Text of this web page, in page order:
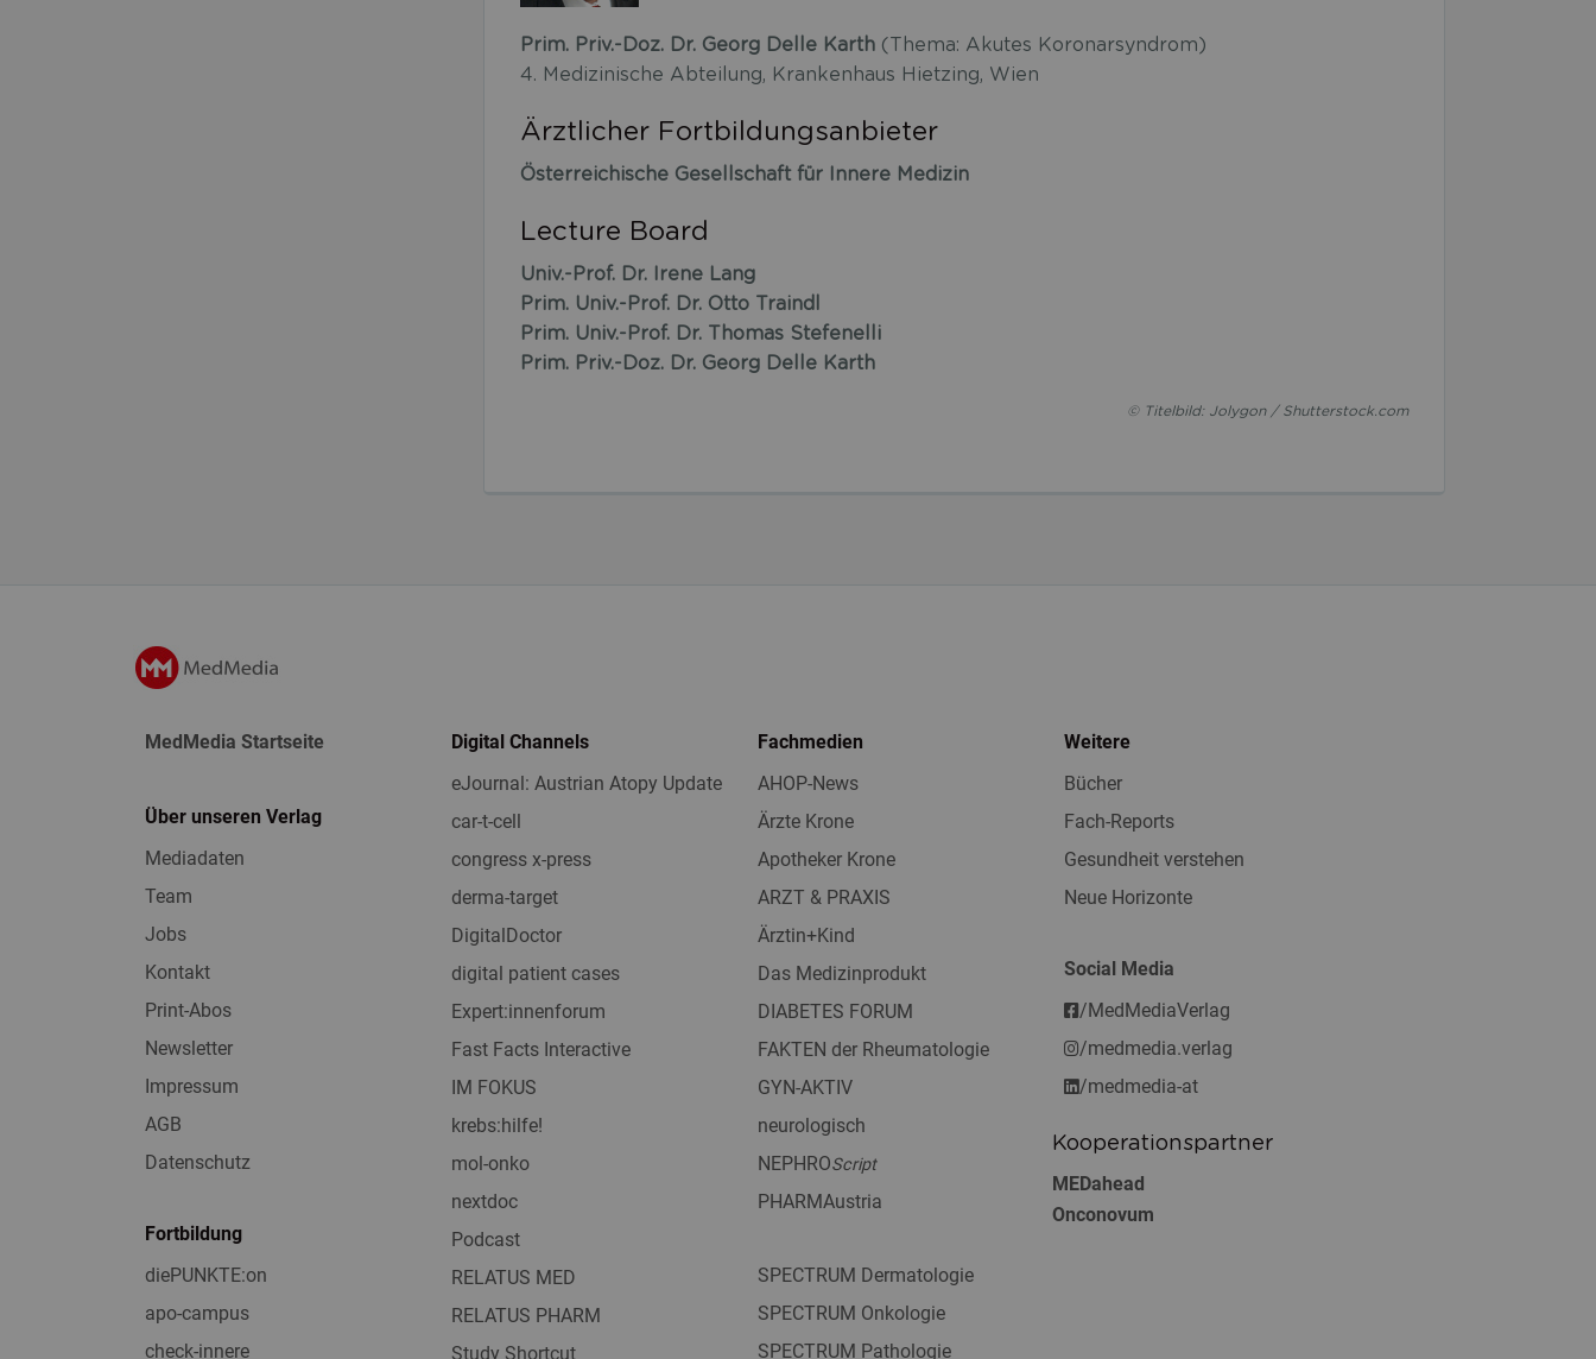
Prim. Priv.-Doz. Dr. Georg Delle Karth (Thema: Akutes Koronarsyndrom)
4. Medizinische Abteilung, Krankenhaus Hietzing, Wien
Ärztlicher Fortbildungsanbieter
Österreichische Gesellschaft für Innere Medizin
Lecture Board
Univ.-Prof. Dr. Irene Lang
Prim. Univ.-Prof. Dr. Otto Traindl
Prim. Univ.-Prof. Dr. Thomas Stefenelli
Prim. Priv.-Doz. Dr. Georg Delle Karth
© Titelbild: Jolygon / Shutterstock.com
MedMedia Startseite
Über unseren Verlag
Mediadaten
Team
Jobs
Kontakt
Print-Abos
Newsletter
Impressum
AGB
Datenschutz
Fortbildung
diePUNKTE:on
apo-campus
check-innere
Digital Channels
eJournal: Austrian Atopy Update
car-t-cell
congress x-press
derma-target
DigitalDoctor
digital patient cases
Expert:innenforum
Fast Facts Interactive
IM FOKUS
krebs:hilfe!
mol-onko
nextdoc
Podcast
RELATUS MED
RELATUS PHARM
Study Shortcut
Fachmedien
AHOP-News
Ärzte Krone
Apotheker Krone
ARZT & PRAXIS
Ärztin+Kind
Das Medizinprodukt
DIABETES FORUM
FAKTEN der Rheumatologie
GYN-AKTIV
neurologisch
NEPHROScript
PHARMAustria
SPECTRUM Dermatologie
SPECTRUM Onkologie
SPECTRUM Pathologie
Weitere
Bücher
Fach-Reports
Gesundheit verstehen
Neue Horizonte
Social Media
/MedMediaVerlag
/medmedia.verlag
/medmedia-at
Kooperationspartner
MEDahead
Onconovum